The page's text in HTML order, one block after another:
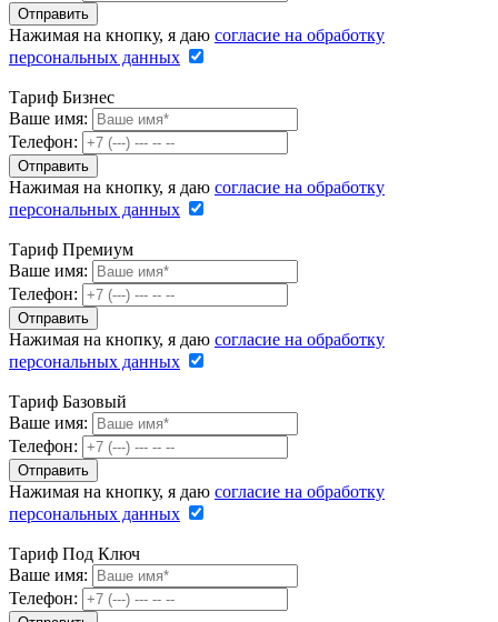
Нажимая на кнопку, я даю согласие на обработку
персональных данных
Тариф Бизнес
Ваше имя:
Телефон:
Нажимая на кнопку, я даю согласие на обработку
персональных данных
Тариф Премиум
Ваше имя:
Телефон:
Нажимая на кнопку, я даю согласие на обработку
персональных данных
Тариф Базовый
Ваше имя:
Телефон:
Нажимая на кнопку, я даю согласие на обработку
персональных данных
Тариф Под Ключ
Ваше имя:
Телефон: